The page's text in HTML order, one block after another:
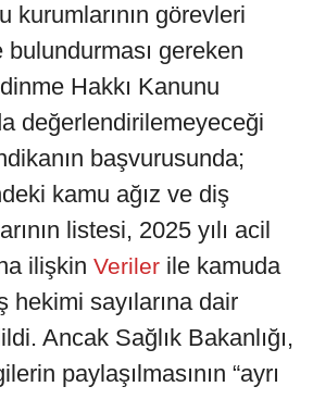
kurumlarının görevleri
gereken
Hakkı Kanunu
değerlendirilemeyeceği
başvurusunda;
kamu ağız ve diş
listesi, 2025 yılı acil
ilişkin Veriler ile kamuda
hekimi sayılarına dair
Ancak Sağlık Bakanlığı,
paylaşılmasının “ayrı